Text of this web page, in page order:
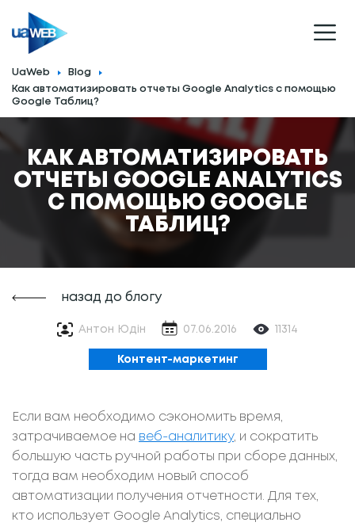
UaWeb
Blog
Как автоматизировать отчеты Google Analytics с помощью
Google Таблиц?
КАК АВТОМАТИЗИРОВАТЬ
ОТЧЕТЫ GOOGLE ANALYTICS
С ПОМОЩЬЮ GOOGLE
ТАБЛИЦ?
назад до блогу
Антон Юдін 07.06.2016 11314
Контент-маркетинг
Если вам необходимо сэкономить время,
затрачиваемое на веб-аналитику, и сократить
большую часть ручной работы при сборе данных,
тогда вам необходим новый способ
автоматизации получения отчетности. Для тех,
кто использует Google Analytics, специально